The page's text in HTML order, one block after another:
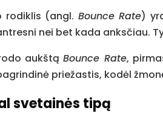
rodiklis (angl. Bounce Rate)
nei bet kada anksčiau.
aukštąBounce Rate,
priežastis, kodėl
svetainės tipą